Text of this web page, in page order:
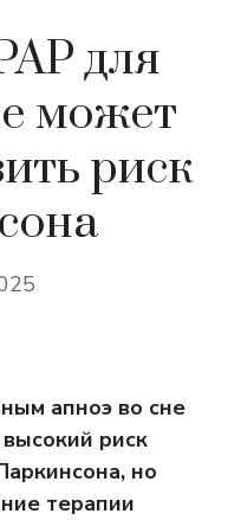
для
может
риск
апноэ во сне
риск
но
терапии